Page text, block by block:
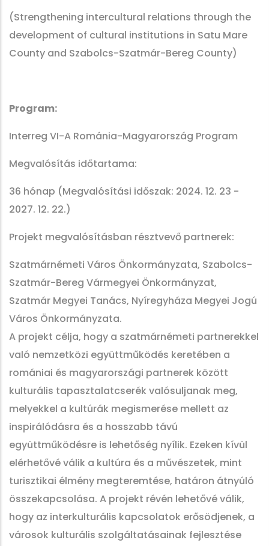
(Strengthening intercultural relations through the
development of cultural institutions in Satu Mare
County and Szabolcs-Szatmár-Bereg County)
Program:
Interreg VI-A Románia-Magyarország Program
Megvalósítás időtartama:
36 hónap (Megvalósítási időszak: 2024. 12. 23 -
2027. 12. 22.)
Projekt megvalósításban résztvevő partnerek:
Szatmárnémeti Város Önkormányzata, Szabolcs-
Szatmár-Bereg Vármegyei Önkormányzat,
Szatmár Megyei Tanács, Nyíregyháza Megyei Jogú
Város Önkormányzata.
A projekt célja, hogy a szatmárnémeti partnerekkel
való nemzetközi együttműködés keretében a
romániai és magyarországi partnerek között
kulturális tapasztalatcserék valósuljanak meg,
melyekkel a kultúrák megismerése mellett az
inspirálódásra és a hosszabb távú
együttműködésre is lehetőség nyílik. Ezeken kívül
elérhetővé válik a kultúra és a művészetek, mint
turisztikai élmény megteremtése, határon átnyúló
összekapcsolása. A projekt révén lehetővé válik,
hogy az interkulturális kapcsolatok erősödjenek, a
városok kulturális szolgáltatásainak fejlesztése